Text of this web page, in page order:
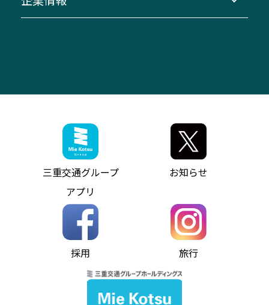
「みえブルーライン」（三重大学病院直通バ
神都ライナー
ミジュマルのラッピングバス（鈴鹿管内）
参宮バス
神都バス
パールシャトル
バス情報の見える化
コミュニティバス
バス・タクシー交通広告
異常事態発生時のお願い
（休止中）
お客様駐車場のご案内
アイコンの説明
インターネット予約
よくあるご質問
お問い合わせ
美し国周遊ばす
自家用自動車車両運行管理
ザ・バスコレクション三重交通バスセット
三重交通公式グッズ
ファンコーナー
お問い合わせ
お知らせ・最新情報一覧
ニュースリリース
お問い合わせ
個人情報保護方針
ソーシャルメディア運用ポリシー
ホームページのご利用にあたって
Notes for Using this Website
三重交通グループ
アプリ
お知らせ
採用 旅行